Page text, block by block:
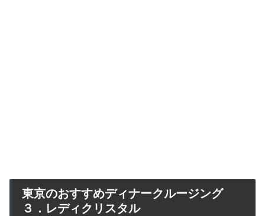
東京のおすすめディナークルージング
３．レディクリスタル